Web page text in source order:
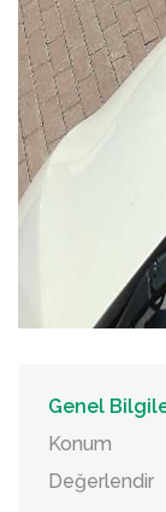
Genel
Konum
Değerlendir